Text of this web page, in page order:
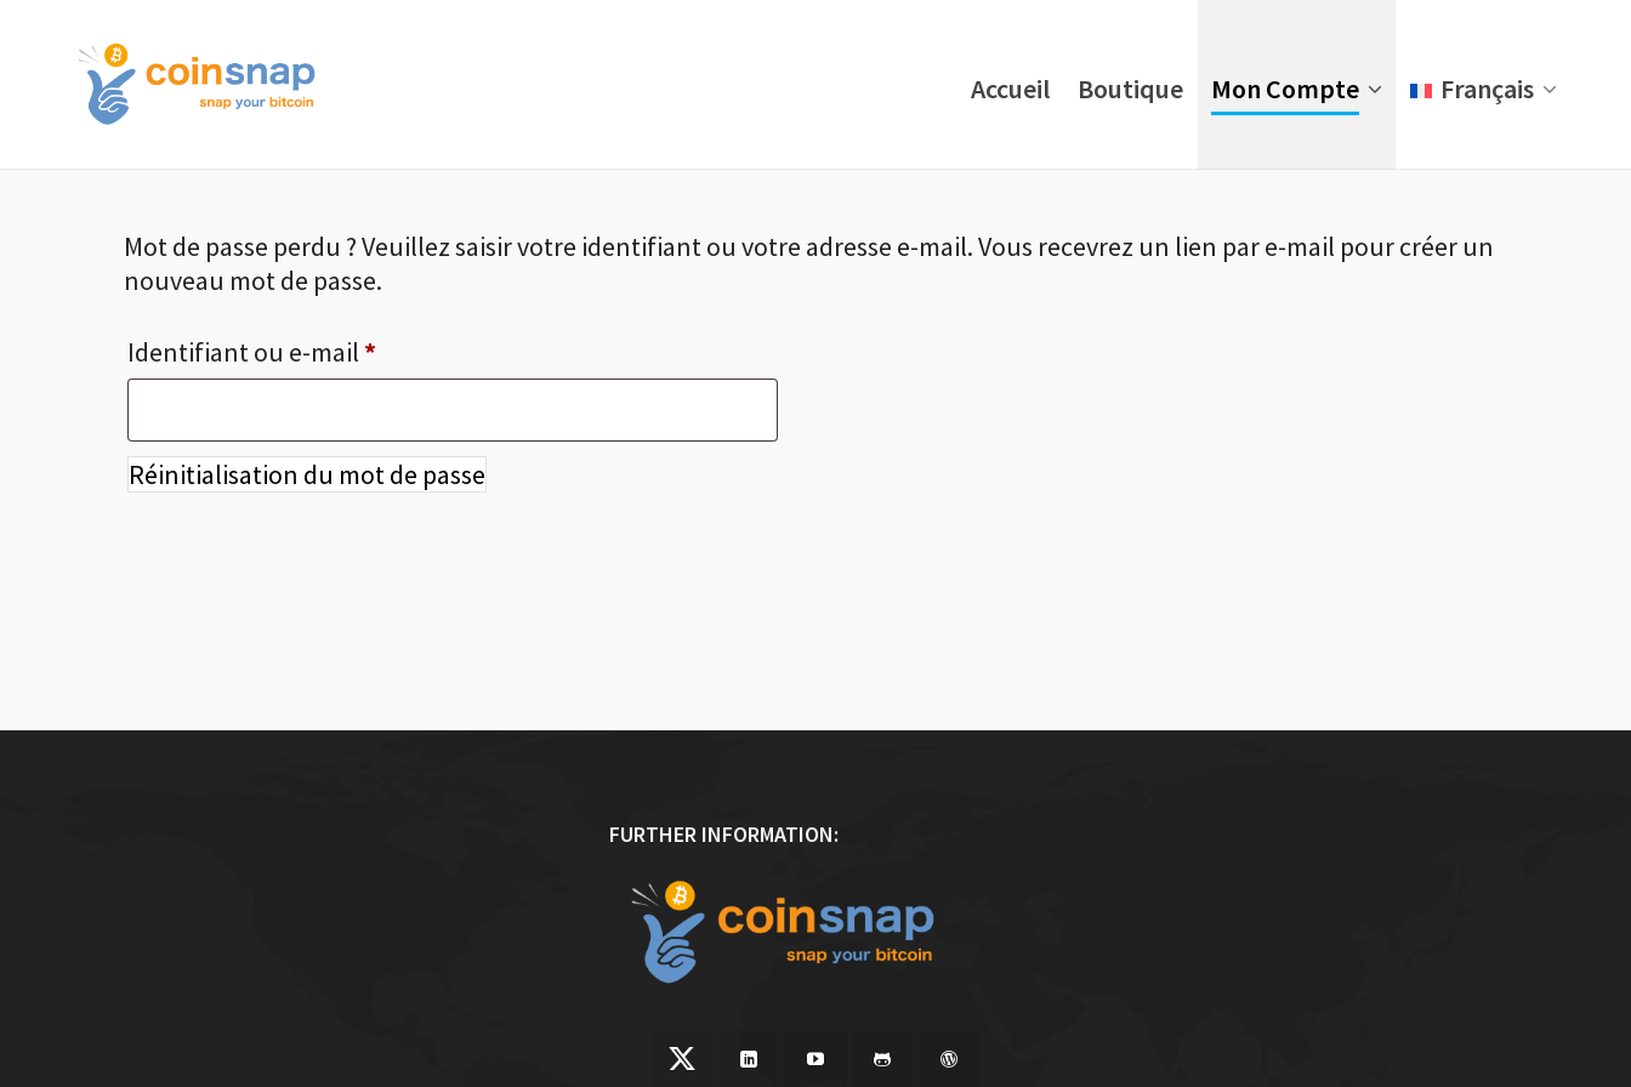
Accueil Boutique Mon Compte Français
Mot de passe perdu ? Veuillez saisir votre identifiant ou votre adresse e-mail. Vous recevrez un lien par e-mail pour créer un
nouveau mot de passe.
Identifiant ou e-mail *
Réinitialisation du mot de passe
FURTHER INFORMATION: